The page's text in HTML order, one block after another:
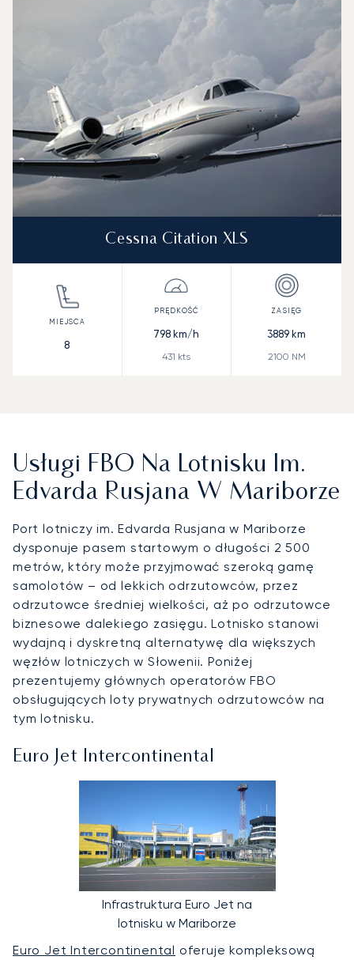
Cessna Citation XLS
8
798 km/h
431 kts
3889 km
2100 NM
Usługi FBO Na Lotnisku Im.
Edvarda Rusjana W Mariborze
Port lotniczy im. Edvarda Rusjana w Mariborze
dysponuje pasem startowym o długości 2 500
metrów, który może przyjmować szeroką gamę
samolotów – od lekkich odrzutowców, przez
odrzutowce średniej wielkości, aż po odrzutowce
biznesowe dalekiego zasięgu. Lotnisko stanowi
wydajną i dyskretną alternatywę dla większych
węzłów lotniczych w Słowenii. Poniżej
prezentujemy głównych operatorów FBO
obsługujących loty prywatnych odrzutowców na
tym lotnisku.
Euro Jet Intercontinental
Infrastruktura Euro Jet na
lotnisku w Mariborze
Euro Jet Intercontinental oferuje kompleksową